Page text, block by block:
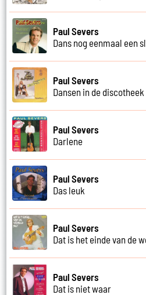
Paul Severs
Dans nog eenmaal een
Paul Severs
Dansen in de discotheek
Paul Severs
Darlene
Paul Severs
Das leuk
Paul Severs
Dat is het einde van de
Paul Severs
Dat is niet waar